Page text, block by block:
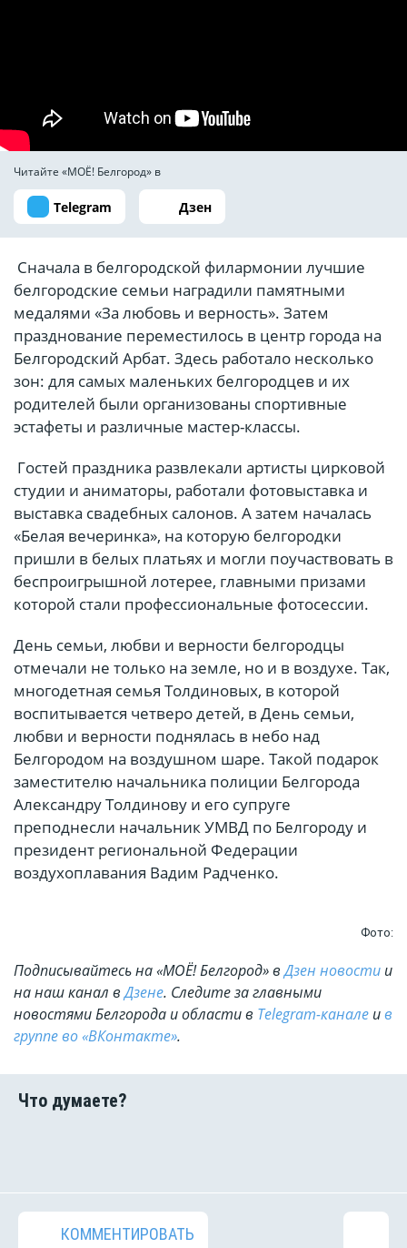
Читайте «МОЁ! Белгород» в
Telegram Дзен
Сначала в белгородской филармонии лучшие
белгородские семьи наградили памятными
медалями «За любовь и верность». Затем
празднование переместилось в центр города на
Белгородский Арбат. Здесь работало несколько
зон: для самых маленьких белгородцев и их
родителей были организованы спортивные
эстафеты и различные мастер-классы.
Гостей праздника развлекали артисты цирковой
студии и аниматоры, работали фотовыставка и
выставка свадебных салонов. А затем началась
«Белая вечеринка», на которую белгородки
пришли в белых платьях и могли поучаствовать в
беспроигрышной лотерее, главными призами
которой стали профессиональные фотосессии.
День семьи, любви и верности белгородцы
отмечали не только на земле, но и в воздухе. Так,
многодетная семья Толдиновых, в которой
воспитывается четверо детей, в День семьи,
любви и верности поднялась в небо над
Белгородом на воздушном шаре. Такой подарок
заместителю начальника полиции Белгорода
Александру Толдинову и его супруге
преподнесли начальник УМВД по Белгороду и
президент региональной Федерации
воздухоплавания Вадим Радченко.
Фото:
Подписывайтесь на «МОЁ! Белгород» вДзен новости и
на наш канал вДзене. Cледите за главными
новостями Белгорода и области в Telegram-канале ив
группе во «ВКонтакте».
КОММЕНТИРОВАТЬ